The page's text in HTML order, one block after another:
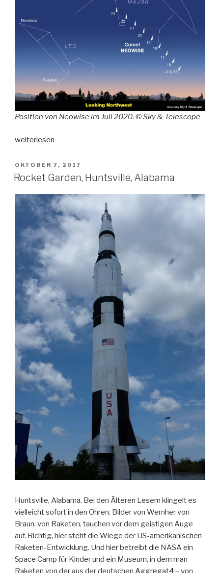
Position von Neowise im Juli 2020. © Sky & Telescope
„Comet
C/2020
F3“
weiterlesen
VERÖFFENTLICHT
AM
OKTOBER 7, 2017
Rocket Garden, Huntsville, Alabama
Huntsville, Alabama. Bei den Älteren Lesern klingelt es
vielleicht sofort in den Ohren. Bilder von Wernher von
Braun, von Raketen, tauchen vor dem geistigen Auge
auf. Richtig, hier steht die Wiege der US-amerikanischen
Raketen-Entwicklung. Und hier betreibt die NASA ein
Space Camp für Kinder und ein Museum, in dem man
Raketen von der aus der deutschen Aggregat4 – von